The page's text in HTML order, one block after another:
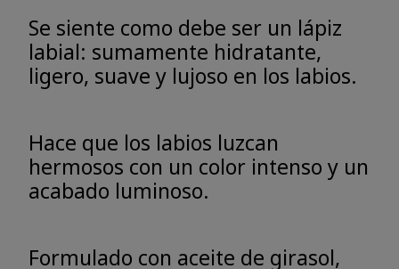
Se siente como debe ser un lápiz
labial: sumamente hidratante,
ligero, suave y lujoso en los labios.
Hace que los labios luzcan
hermosos con un color intenso y un
acabado luminoso.
Formulado con aceite de girasol,